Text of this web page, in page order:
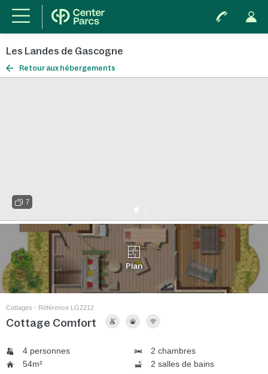
Les Landes de Gascogne
Retour aux hébergements
7
Plan
Cottages - Référence LG2212
Cottage Comfort
4 personnes
2 chambres
54m²
2 salles de bains